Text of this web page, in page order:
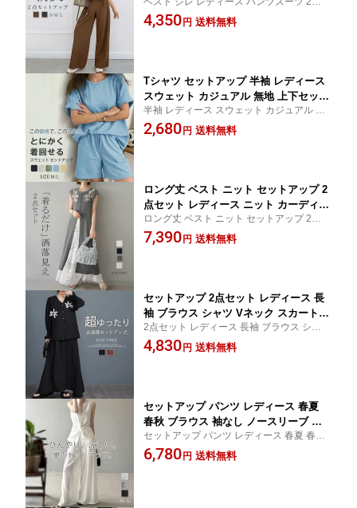
春 夏 秋 無地 ワイドパンツ サマーベス
ト 洗える セレモニー 通勤 入学式 卒業
ット ノースリーブ 春 夏 秋 無地 ワイドパン
ツ サマーベスト 洗える セレモニー 通勤
4,350 円 送料無料
Tシャツ セットアップ 半袖 レディース
スウェット カジュアル 無地 上下セット
シンプル ルームウェア 夏 ショートパン
ツ 短パン ウエストゴム ポケット ゆっ
半袖 レディース スウェット カジュアル 無
地 上下セット シンプル ルームウェア 夏 シ
ョートパンツ 短パン
2,680 円 送料無料
ロング丈 ベスト ニット セットアップ 2
点セット レディース ニット カーディガ
ン ノースリーブ 総柄 スリット ロング
ニットベスト 刺繍スカート 上下セット
ロング丈 ベスト ニット セットアップ 2点セ
ット レディース ニット カーディガン ノー
スリーブ 総柄 スリット ロング ニットベス
7,390 円 送料無料
セットアップ 2点セット レディース 長
袖 ブラウス シャツ Vネック スカート
ロング丈スカート 春 夏 秋 大きいサイ
ズ 上下セット ゆったり 体型カバー 着
2点セット レディース 長袖 ブラウス シャツ
Vネック スカート ロング丈スカート 春 夏
秋 大きいサイズ 上下セット ゆったり 体型
4,830 円 送料無料
セットアップ パンツ レディース 春夏
春秋 ブラウス 袖なし ノースリーブ タ
ンクトップ ワイド ロングパンツ ロング
きれいめ 2点セット 上下 パンツスーツ
セットアップ パンツ レディース 春夏 春秋
ブラウス 袖なし ノースリーブ タンクトッ
プ ワイド ロングパンツ ロング きれいめ 2
6,780 円 送料無料